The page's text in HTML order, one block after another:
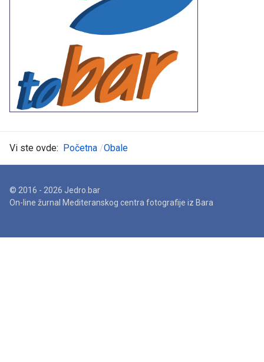
Vi ste ovde: Početna Obale
© 2016 - 2026 Jedro.bar
On-line žurnal Mediteranskog centra fotografije iz Bara